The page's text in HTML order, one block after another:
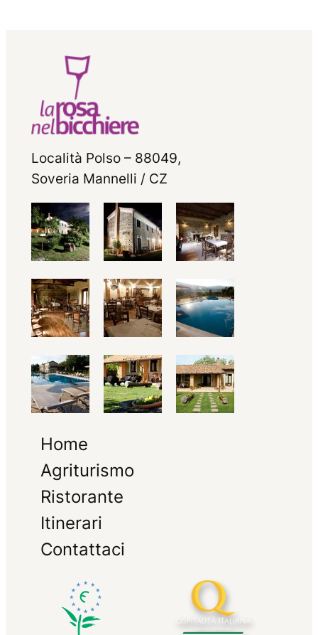
Località Polso – 88049,
Soveria Mannelli / CZ
Home
Agriturismo
Ristorante
Itinerari
Contattaci